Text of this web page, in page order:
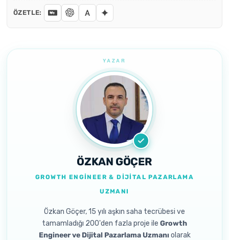
ÖZETLE:
ÖZKAN GÖÇER
GROWTH ENGINEER & DIJITAL PAZARLAMA
UZMANI
Özkan Göçer, 15 yılı aşkın saha tecrübesi ve
tamamladığı 200'den fazla proje ile Growth
Engineer ve Dijital Pazarlama Uzmanıolarak